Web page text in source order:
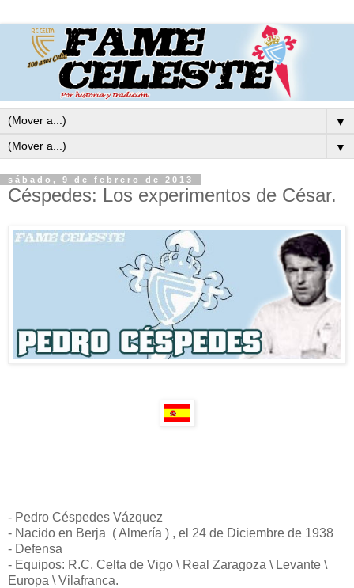
▼
▼
sábado, 9 de febrero de 2013
Céspedes: Los experimentos de César.
- Pedro Céspedes Vázquez
- Nacido en Berja ( Almería ) , el 24 de Diciembre de 1938
- Defensa
- Equipos: R.C. Celta de Vigo \ Real Zaragoza \ Levante \
Europa \ Vilafranca.